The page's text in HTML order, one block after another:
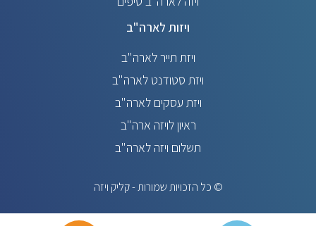
ויזות לארה"ב
ויזת תייר לארה"ב
ויזת סטודנט לארה"ב
ויזת עסקים לארה"ב
ראיון לויזה ארה"ב
תשלום ויזה לארה"ב
© כל הזכויות שמורות - קליק ויזה